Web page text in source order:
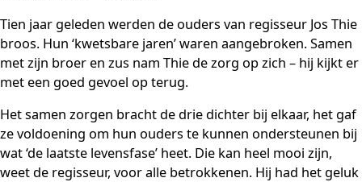
Tien jaar geleden werden de ouders van regisseur Jos Thie
broos. Hun ‘kwetsbare jaren’ waren aangebroken. Samen
met zijn broer en zus nam Thie de zorg op zich – hij kijkt er
met een goed gevoel op terug.
Het samen zorgen bracht de drie dichter bij elkaar, het gaf
ze voldoening om hun ouders te kunnen ondersteunen bij
wat ‘de laatste levensfase’ heet. Die kan heel mooi zijn,
weet de regisseur, voor alle betrokkenen. Hij had het geluk